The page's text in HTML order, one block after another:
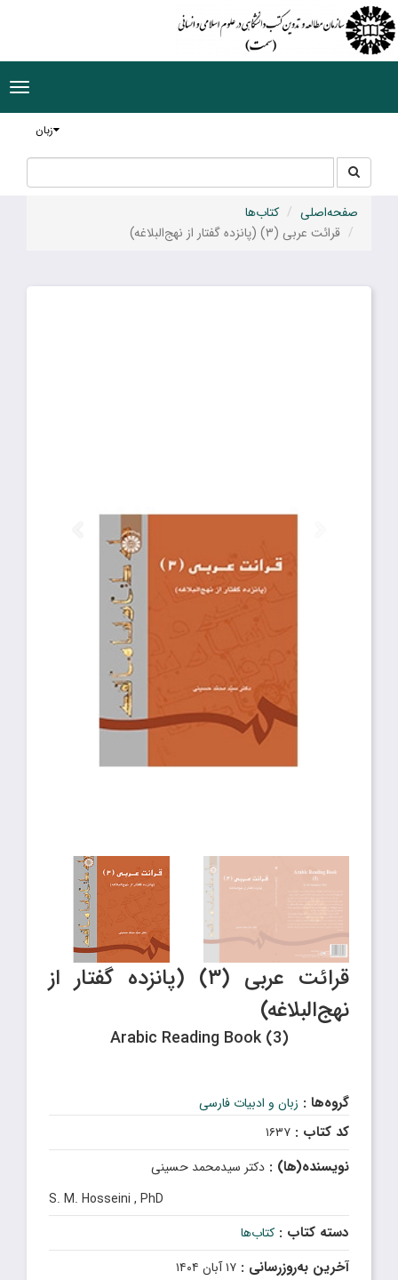
زبان
جستجو
در
سایت
صفحه‌اصلی
کتاب‌ها
قرائت عربی (۳) (پانزده گفتار از نهج‌البلاغه)
قرائت عربی (۳) (پانزده گفتار از
نهج‌البلاغه)
Arabic Reading Book (3)
گروه‌ها : زبان و ادبیات فارسی
کد کتاب : ۱۶۳۷
نویسنده(ها) : دکتر سیدمحمد حسینی
S. M. Hosseini , PhD
دسته کتاب : کتاب‌ها
آخرین به‌روزرسانی : ۱۷ آبان ۱۴۰۴